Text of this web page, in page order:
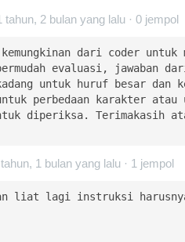
tahun, 2 bulan yang lalu · 0 jempol
dari coder untuk
evaluasi, jawaban
untuk huruf besar dan
perbedaan karakter atau
diperiksa. Terimakasih
tahun, 1 bulan yang lalu · 1 jempol
liat lagi instruksi